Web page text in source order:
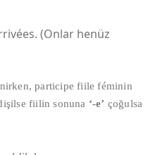
(Onlar henüz
participe fiile féminin
fiilin sonuna ‘-e’ çoğulsa